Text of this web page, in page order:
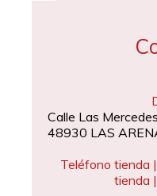
Calle Las
48930 LAS
Teléfono tienda |
tienda |